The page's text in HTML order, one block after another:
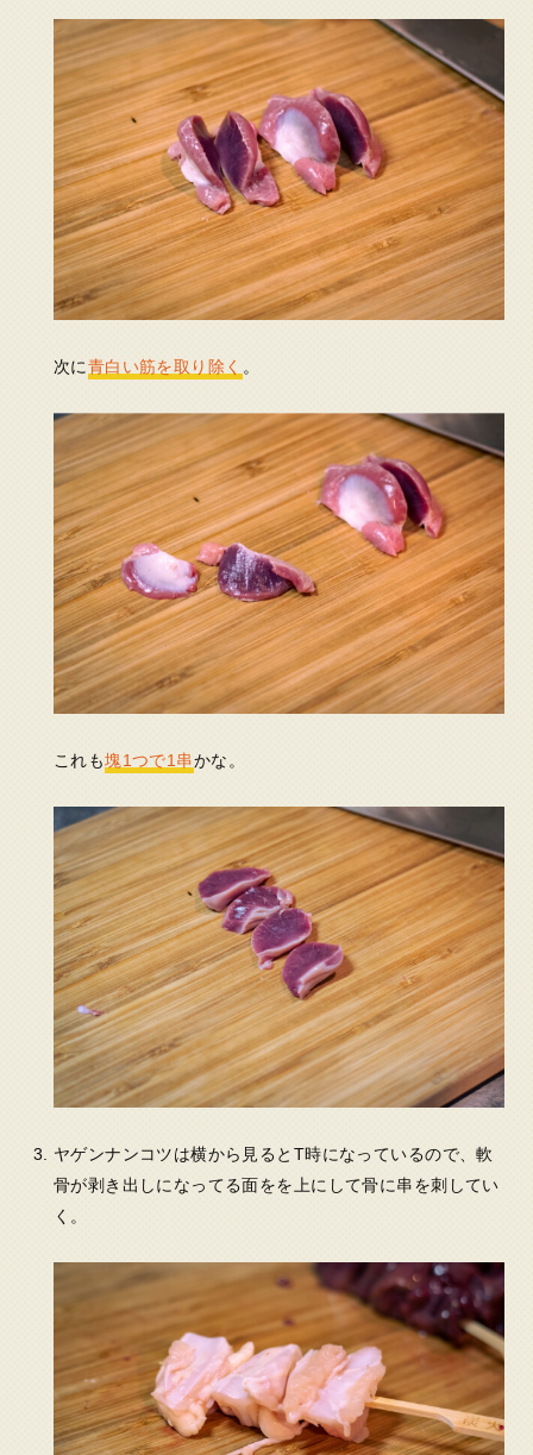
次に青白い筋を取り除く 。
これも塊1つで1串かな。
ヤゲンナンコツは横から見るとT時になっているので、軟
骨が剥き出しになってる面をを上にして骨に串を刺してい
く。